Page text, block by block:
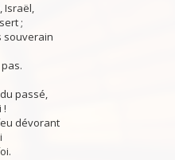
Israël,
;
souverain
passé,
!
dévorant